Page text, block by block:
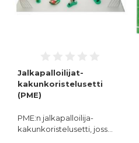
Jalkapalloilijat-
kakunkoristelusetti
(PME)
PME:n jalkapalloilija-
kakunkoristelusetti, joss…